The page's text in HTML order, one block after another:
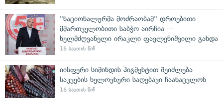
"ნაციონალურმა მოძრაობამ" დროებითი
მმართველობითი საბჭო აირჩია —
ხელმძღვანელი ირაკლი ფავლენიშვილი გახდა
16 საათის წინ
იისფერი სიმინდის პიგმენტით შეიძლება
საკვების ხელოვნური საღებავი ჩაანაცვლონ
16 საათის წინ